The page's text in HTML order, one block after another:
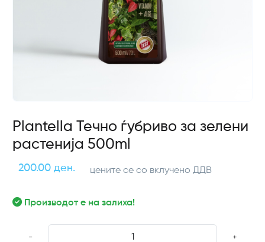
Plantella Течно ѓубриво за зелени
растенија 500ml
200.00 ден. цените се со вклучено ДДВ
Производот е на залиха!
- +